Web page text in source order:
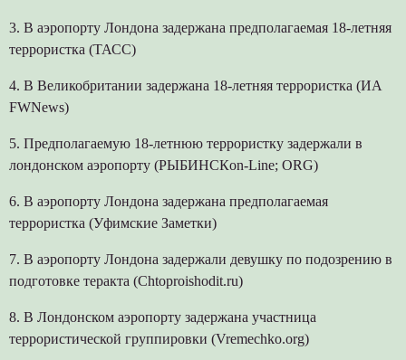
3. В аэропорту Лондона задержана предполагаемая 18-летняя
террористка (ТАСС)
4. В Великобритании задержана 18-летняя террористка (ИА
FWNews)
5. Предполагаемую 18-летнюю террористку задержали в
лондонском аэропорту (РЫБИНСКon-Line; ORG)
6. В аэропорту Лондона задержана предполагаемая
террористка (Уфимские Заметки)
7. В аэропорту Лондона задержали девушку по подозрению в
подготовке теракта (Chtoproishodit.ru)
8. В Лондонском аэропорту задержана участница
террористической группировки (Vremechko.org)